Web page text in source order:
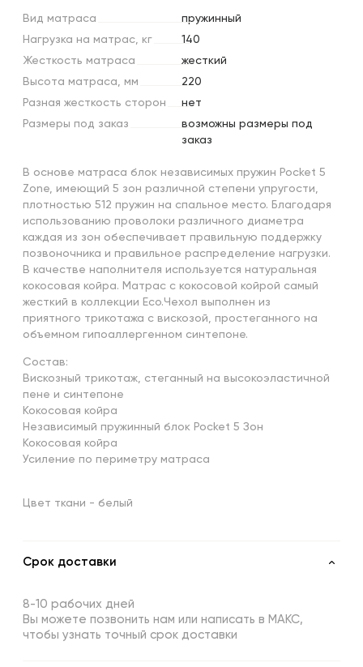
Вид матраса
пружинный
Нагрузка на матрас, кг
140
Жесткость матраса
жесткий
Высота матраса, мм
220
Разная жесткость сторон
нет
Размеры под заказ
возможны размеры под
заказ
В основе матраса блок независимых пружин Pocket 5
Zone, имеющий 5 зон различной степени упругости,
плотностью 512 пружин на спальное место. Благодаря
использованию проволоки различного диаметра
каждая из зон обеспечивает правильную поддержку
позвоночника и правильное распределение нагрузки.
В качестве наполнителя используется натуральная
кокосовая койра. Матрас с кокосовой койрой самый
жесткий в коллекции Eco.Чехол выполнен из
приятного трикотажа с вискозой, простеганного на
объемном гипоаллергенном синтепоне.
Состав:
Вискозный трикотаж, стеганный на высокоэластичной
пене и синтепоне
Кокосовая койра
Независимый пружинный блок Pocket 5 Зон
Кокосовая койра
Усиление по периметру матраса
Цвет ткани - белый
Срок доставки
8-10 рабочих дней
Вы можете позвонить нам или написать в МАКС,
чтобы узнать точный срок доставки